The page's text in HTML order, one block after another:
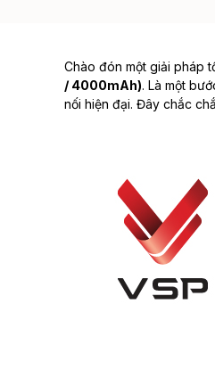
Chào đón một giải pháp
/ 4000mAh). Là một
nối hiện đại. Đây chắc